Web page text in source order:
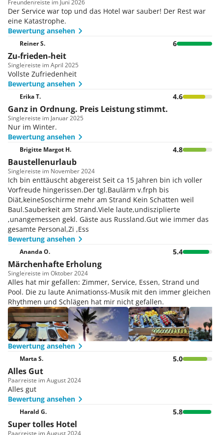
zu lassen.
Tulip Suite
Nach einem langen Urlaubstag können Sie sich in die
geräumige Tulip Suite zurückziehen und die Seele
baumeln lassen. Neben einem gemütlichen Bett ist die
Suite mit Fernseher, Minibar und einem schönen
Badezimmer ausgestattet.
Freundenreiste im Juni 2026
Der Service war top und das Hotel war sauber! Der Rest war
eine Katastrophe.
Bewertung ansehen
Reiner S. 6
Zu-frieden-heit
Singlereiste im April 2025
Vollste Zufriedenheit
Bewertung ansehen
Erika T. 4.6
Ganz in Ordnung. Preis Leistung stimmt.
Singlereiste im Januar 2025
Nur im Winter.
Bewertung ansehen
Brigitte Margot H. 4.8
Baustellenurlaub
Singlereiste im November 2024
Ich bin enttäuscht abgereist Seit ca 15 Jahren bin ich voller
Vorfreude hingerissen.Der tgl.Baulärm v.frph bis
Diät,keineSoschirme mehr am Strand Kein Schatten weil
Baul.Sauberkeit am Strand.Viele laute,undisziplierte
,unangemessen gekl. Gäste aus Russland.Gut wie immer das
gesamte Personal,Zi ,Ess
Bewertung ansehen
Ananda O. 5.4
Märchenhafte Erholung
Singlereiste im Oktober 2024
Alles hat mir gefallen: Zimmer, Service, Essen, Strand und
Pool. Die zu laute Animationss-Musik mit den immer gleichen
Rhythmen und Schlägen hat mir nicht gefallen.
Bewertung ansehen
Marta S. 5.0
Alles Gut
Paarreiste im August 2024
Alles gut
Bewertung ansehen
Harald G. 5.8
Super tolles Hotel
Paarreiste im August 2024